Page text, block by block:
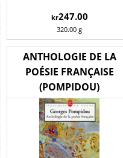
kr247.00
320.00 g
ANTHOLOGIE DE LA
POÉSIE FRANÇAISE
(POMPIDOU)